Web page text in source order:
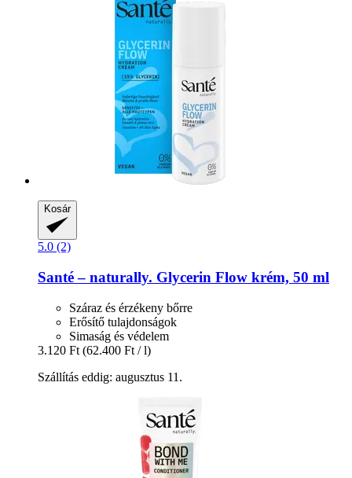
Kosár
5.0 (2)
Santé – naturally. Glycerin Flow krém, 50 ml
Száraz és érzékeny bőrre
Erősítő tulajdonságok
Simaság és védelem
3.120 Ft (62.400 Ft / l)
Szállítás eddig: augusztus 11.